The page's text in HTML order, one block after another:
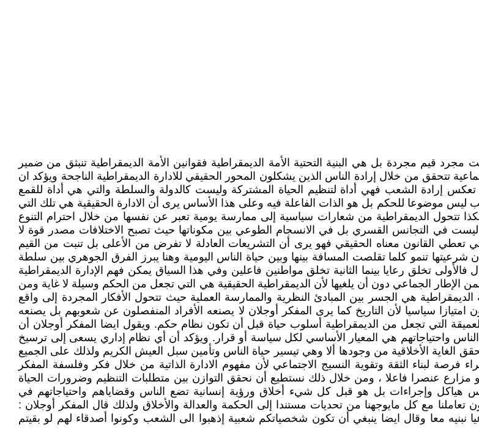
قيم مجردة بل هي البنية التحتية الأمة الديمقراطية فقوانين الأمة الديمقراطية تنبثق من ضمير
تتحقق من خلال إرادة الناس الذين يشكلون المحور الحقيقي للادارة الديمقراطية الناجحة ويؤكد ان
تعكس إرادة الشعب فهي أداة لتنظيم الحياة المشتركة وليست كالدولة والسلطة والتي هي أداة للقمع
ليس موضوعا للحكم بل هو الذات الفاعلة فيه وعلى هذا الأساس يرى أن الادارة الحقيقية هي تلك التي
تتحول الديمقراطية من شعارات سياسية إلى ممارسة يومية تعبر عن نفسها من خلال احترام التنوع
ليست في التجانس القسري بل في الانسجام الطوعي بين مكوناتها حيث تصبح الاختلافات مصدر قوة لا
تعطي القانون معناه الحقيقي فهو يرى أن التشريعات العادلة لا تفرض من الأعلى بل تنبت من القيم
شرعيتها تنمو كلما تقلصت المسافة بينها وبين حياة الناس اليومية وهنا يبرز الفرق الجوهري بين سلطة
تخلق رعايا بينما الثانية تخلق مواطنين فاعلين وفي هذا السياق يمكن فهم الإدارة الديمقراطية
الإطار الجماعي دون أن يلغيها لأن الديمقراطية الحقيقية هي التي تجعل من الحكم وسيلة لا غاية ومن
هي الجسر بين المبادئ النظرية والممارسة العملية حيث تتحول الأفكار المجردة إلى واقع
سياسيا لأن التاريخ كما يرى المفكر أوجلان لا يصنعه الأفراد المنفصلون عن شعوبهم بل يصنعه
التي تجعل من الديمقراطية أسلوب حياة قبل أن تكون نظام حكم. ويقول ايضا المفكر أوجلان أن
واحتياجاتهم هي المعيار الأساسي لكل سياسة أو قرار. ويؤكد أن أي نظام إداري يسعى إلى ترسيخ
تحقق الغاية الأخلاقية من وجودها ألا وهي تيسير حياة الناس وتأمين سبل العيش الكريم ولذلك على الجميع
لبناء الثقة وتقوية النسيج الاجتماعي لأن مفهوم الادارة الذاتية من خلال فكر وفلسفة المفكر
عنصرا فاعلا ، ومن خلال ذلك نستطيع أن نحقق التوازن بين متطلبات التنظيم وضرورات الحياة
هياكل وإجراءات بل هو قبل كل شيء أخلاق ورؤية إنسانية تضع الناس وقضاياهم واحتياجاتهم في
مع كل مايوجهنا من تحديات مستندا إلى الحكمة والعدالة والأخلاق ولذلك قال المفكر أوجلان :
نبنيه معا وقال ايضا ينبغي أن تكون شخصياتكم شعبية إذهبوا الى الشعب وكونوا أصدقاء لهم لو بقيتم